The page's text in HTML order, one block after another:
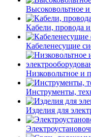
Высоковольтное
Кабели, провода
Кабеленесущие
Низковольтное и
Инструменты,
Изделия для